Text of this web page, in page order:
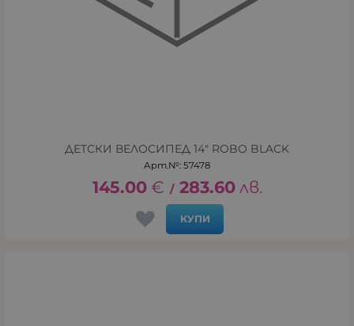
ДЕТСКИ ВЕЛОСИПЕД 14" ROBO BLACK
Арт.№: 57478
145.00 € / 283.60 лв.
КУПИ